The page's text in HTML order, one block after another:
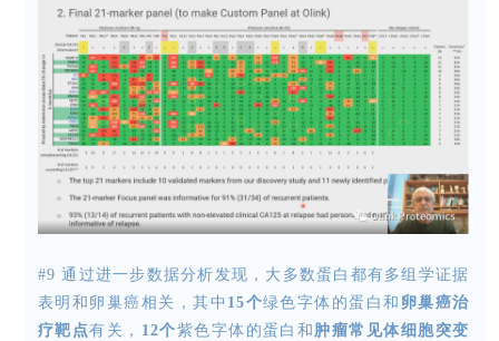
#9 通过进一步数据分析发现，大多数蛋白都有多组学证据
表明和卵巢癌相关，其中 15个绿色字体的蛋白和 卵巢癌治
疗靶点有关， 12个紫色字体的蛋白和 肿瘤常见体细胞突变